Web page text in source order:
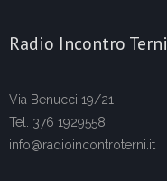
Radio Incontro Terni
Via Benucci 19/21
Tel. 376 1929558
info@radioincontroterni.it